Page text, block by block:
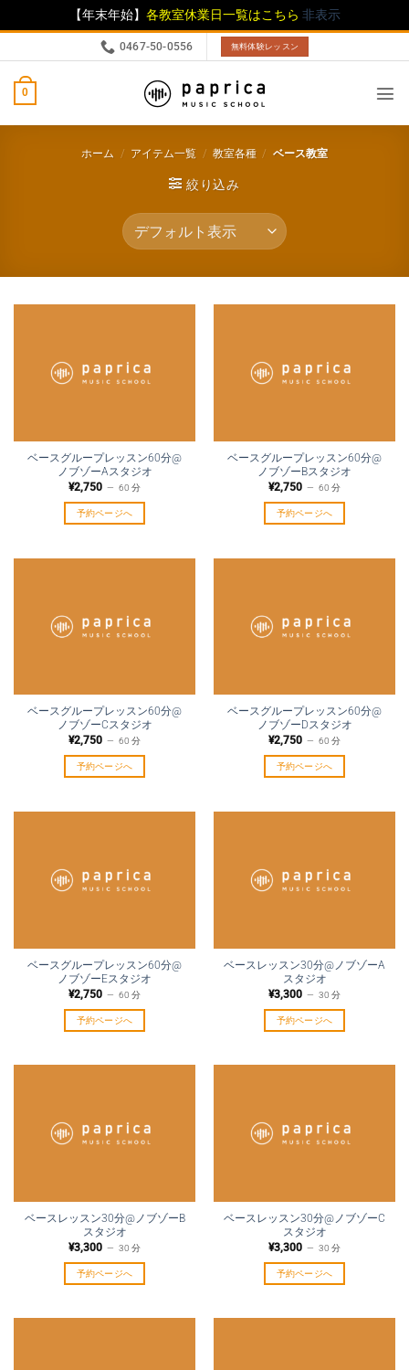
【年末年始】 各教室休業日一覧はこちら 非表示
0467-50-0556 無料体験レッスン
0
ホーム / アイテム一覧 / 教室各種 / ベース教室
絞り込み
ベースグループレッスン60分@
ノブゾーAスタジオ
¥2,750 60 分
予約ページへ
ベースグループレッスン60分@
ノブゾーBスタジオ
¥2,750 60 分
予約ページへ
ベースグループレッスン60分@
ノブゾーCスタジオ
¥2,750 60 分
予約ページへ
ベースグループレッスン60分@
ノブゾーDスタジオ
¥2,750 60 分
予約ページへ
ベースグループレッスン60分@
ノブゾーEスタジオ
¥2,750 60 分
予約ページへ
ベースレッスン30分@ノブゾーA
スタジオ
¥3,300 30 分
予約ページへ
ベースレッスン30分@ノブゾーB
スタジオ
¥3,300 30 分
予約ページへ
ベースレッスン30分@ノブゾーC
スタジオ
¥3,300 30 分
予約ページへ